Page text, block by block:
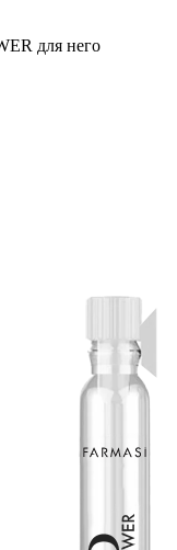
для него